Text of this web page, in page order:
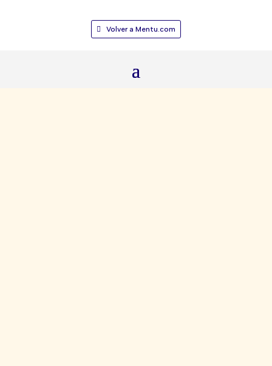
Volver a Mentu.com